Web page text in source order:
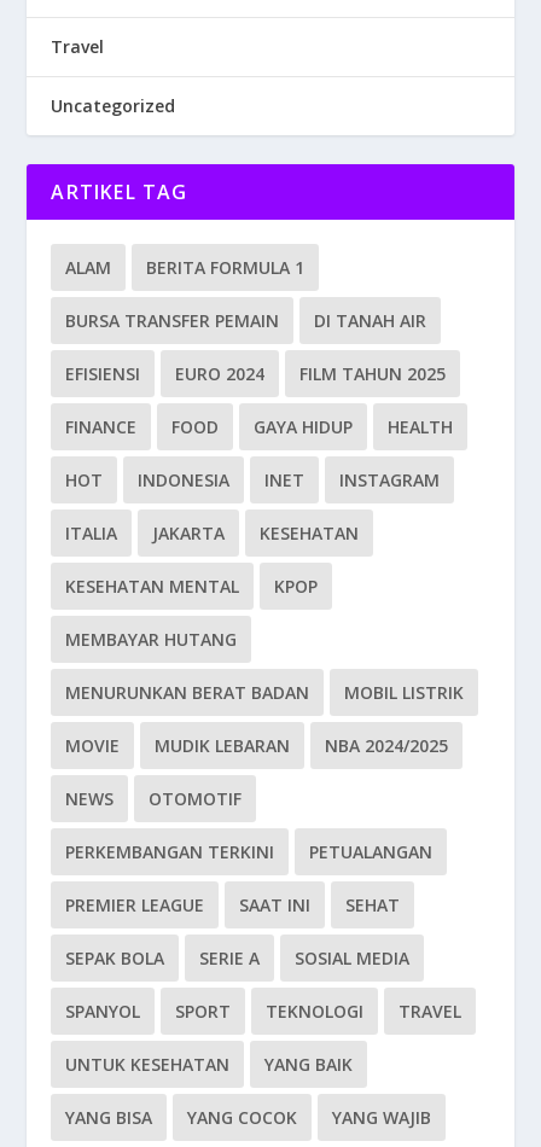
Travel
Uncategorized
ARTIKEL TAG
ALAM BERITA FORMULA 1
BURSA TRANSFER PEMAIN DI TANAH AIR
EFISIENSI EURO 2024 FILM TAHUN 2025
FINANCE FOOD GAYA HIDUP HEALTH
HOT INDONESIA INET INSTAGRAM
ITALIA JAKARTA KESEHATAN
KESEHATAN MENTAL KPOP
MEMBAYAR HUTANG
MENURUNKAN BERAT BADAN MOBIL LISTRIK
MOVIE MUDIK LEBARAN NBA 2024/2025
NEWS OTOMOTIF
PERKEMBANGAN TERKINI PETUALANGAN
PREMIER LEAGUE SAAT INI SEHAT
SEPAK BOLA SERIE A SOSIAL MEDIA
SPANYOL SPORT TEKNOLOGI TRAVEL
UNTUK KESEHATAN YANG BAIK
YANG BISA YANG COCOK YANG WAJIB